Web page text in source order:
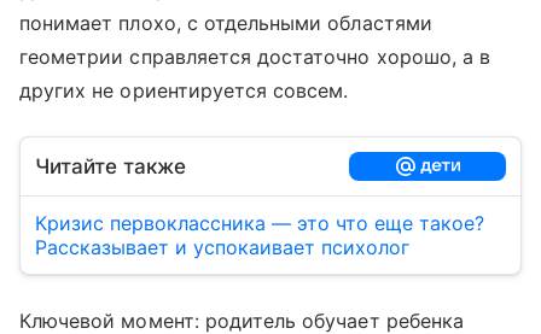
понимает плохо, с отдельными областями
геометрии справляется достаточно хорошо, а в
других не ориентируется совсем.
Читайте также
Кризис первоклассника — это что еще такое?
Рассказывает и успокаивает психолог
Ключевой момент: родитель обучает ребенка